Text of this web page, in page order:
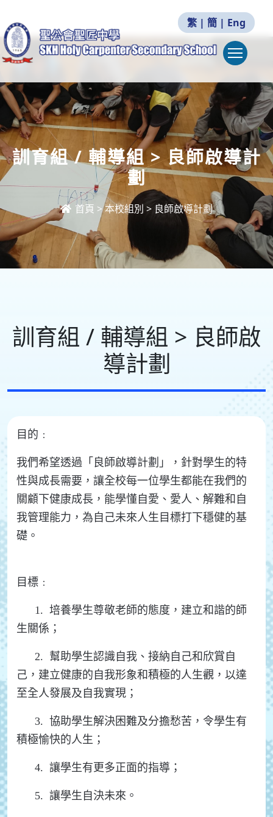
繁 | 簡 | Eng
訓育組 / 輔導組 > 良師啟導計
劃
首頁 >本校組別 >良師啟導計劃
訓育組 / 輔導組 > 良師啟
導計劃
目的﹕
我們希望透過「良師啟導計劃」，針對學生的特
性與成長需要，讓全校每一位學生都能在我們的
關顧下健康成長，能學懂自愛、愛人、解難和自
我管理能力，為自己未來人生目標打下穩健的基
礎。
目標﹕
1. 培養學生尊敬老師的態度，建立和諧的師
生關係；
2. 幫助學生認識自我、接納自己和欣賞自
己，建立健康的自我形象和積極的人生觀，以達
至全人發展及自我實現；
3. 協助學生解決困難及分擔愁苦，令學生有
積極愉快的人生；
4. 讓學生有更多正面的指導；
5. 讓學生自決未來。